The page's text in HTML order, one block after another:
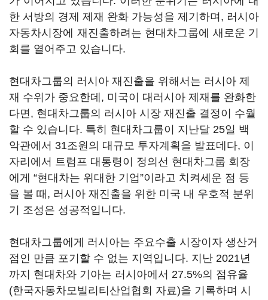
한 서방의 경제 제재 완화 가능성을 제기하며, 러시아
자동차시장에 재진출하려는 현대차그룹에 새로운 기
회를 열어주고 있습니다.
현대차그룹의 러시아 재진출을 위해서는 러시아 제
재 수위가 중요한데, 미국이 대러시아 제재를 완화한
다면, 현대차그룹의 러시아 시장 재진출 결정이 수월
할 수 있습니다. 특히 현대차그룹이 지난달 25일 백
악관에서 31조원의 대규모 투자계획을 발표데다, 이
자리에서 트럼프 대통령이 정의선 현대차그룹 회장
에게 “현대차는 위대한 기업”이라고 치켜세운 점 등
을 볼 때, 러시아 재진출을 위한 미국 내 우호적 분위
기 조성은 성공적입니다.
현대차그룹에게 러시아는 주요수출 시장이자 생산거
점인 만큼 포기할 수 없는 지역입니다. 지난 2021년
까지 현대차와 기아는 러시아에서 27.5%의 점유율
(한국자동차모빌리티산업협회 자료)을 기록하며 시